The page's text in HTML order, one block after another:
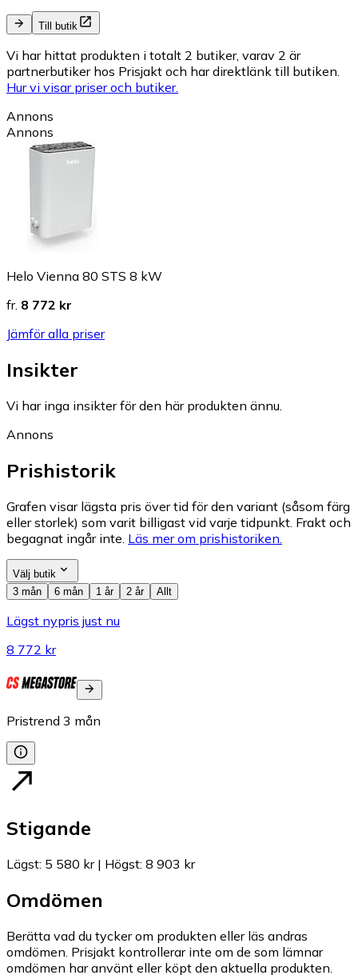
Till butik
Vi har hittat produkten i totalt 2 butiker, varav 2 är
partnerbutiker hos Prisjakt och har direktlänk till butiken.
Hur vi visar priser och butiker.
Annons
Annons
Helo Vienna 80 STS 8 kW
fr. 8 772 kr
Jämför alla priser
Insikter
Vi har inga insikter för den här produkten ännu.
Annons
Prishistorik
Grafen visar lägsta pris över tid för den variant (såsom färg
eller storlek) som varit billigast vid varje tidpunkt. Frakt och
begagnat ingår inte. Läs mer om prishistoriken.
Välj butik
3 mån
6 mån 1 år 2 år Allt
Lägst nypris just nu
8 772 kr
Pristrend 3 mån
Stigande
Lägst: 5 580 kr| Högst: 8 903 kr
Omdömen
Berätta vad du tycker om produkten eller läs andras
omdömen. Prisjakt kontrollerar inte om de som lämnar
omdömen har använt eller köpt den aktuella produkten.